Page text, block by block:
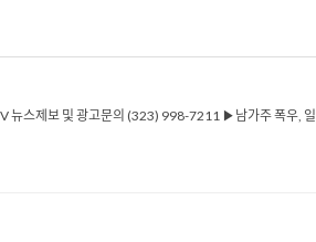
스제보 및 광고문의 (323) 998-7211 ▶남가주 폭우,